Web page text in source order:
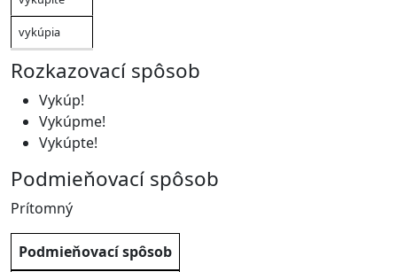
vykúpia
Rozkazovací spôsob
Vykúp!
Vykúpme!
Vykúpte!
Podmieňovací spôsob
Prítomný
Ja Ty On/Ona/Ono
Podmieňovací spôsob